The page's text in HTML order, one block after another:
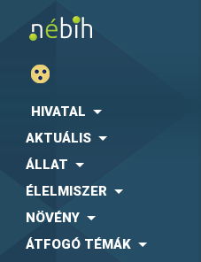
HIVATAL
AKTUÁLIS
ÁLLAT
ÉLELMISZER
NÖVÉNY
ÁTFOGÓ TÉMÁK